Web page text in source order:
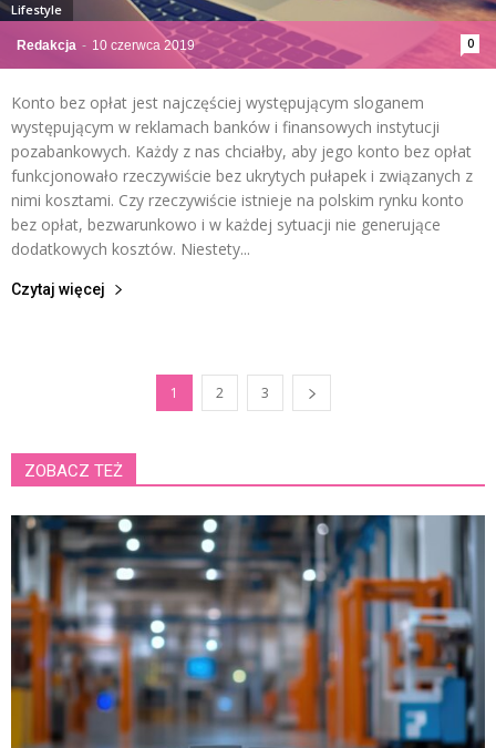
Redakcja - 10 czerwca 2019 0
Lifestyle
Konto bez opłat jest najczęściej występującym sloganem
występującym w reklamach banków i finansowych instytucji
pozabankowych. Każdy z nas chciałby, aby jego konto bez opłat
funkcjonowało rzeczywiście bez ukrytych pułapek i związanych z
nimi kosztami. Czy rzeczywiście istnieje na polskim rynku konto
bez opłat, bezwarunkowo i w każdej sytuacji nie generujące
dodatkowych kosztów. Niestety...
Czytaj więcej
1 2 3
ZOBACZ TEŻ